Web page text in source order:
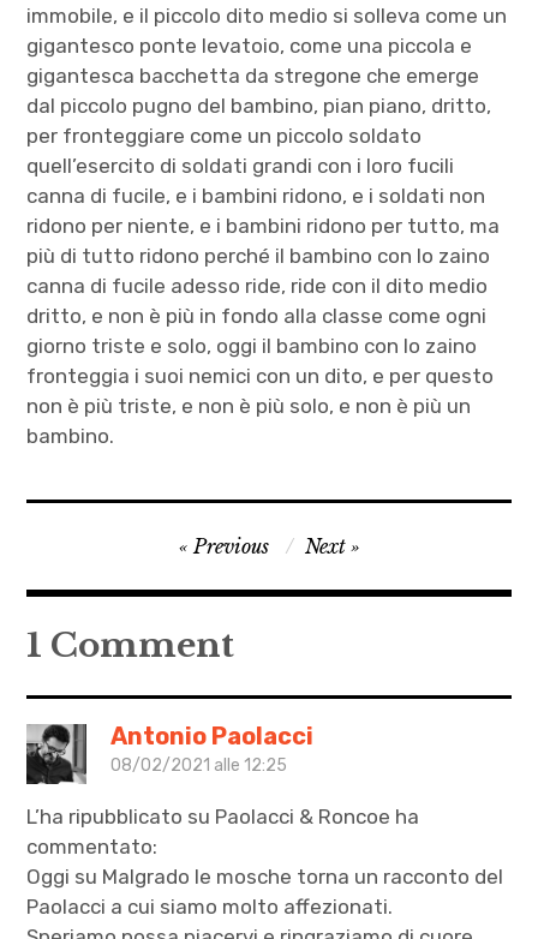
immobile, e il piccolo dito medio si solleva come un
gigantesco ponte levatoio, come una piccola e
gigantesca bacchetta da stregone che emerge
dal piccolo pugno del bambino, pian piano, dritto,
per fronteggiare come un piccolo soldato
quell’esercito di soldati grandi con i loro fucili
canna di fucile, e i bambini ridono, e i soldati non
ridono per niente, e i bambini ridono per tutto, ma
più di tutto ridono perché il bambino con lo zaino
canna di fucile adesso ride, ride con il dito medio
dritto, e non è più in fondo alla classe come ogni
giorno triste e solo, oggi il bambino con lo zaino
fronteggia i suoi nemici con un dito, e per questo
non è più triste, e non è più solo, e non è più un
bambino.
,
,
Il più
grande
maleficio
che io
abbia
Navigazione
articoli
Previous Next
1 Comment
Antonio Paolacci
08/02/2021 alle 12:25
L’ha ripubblicato su Paolacci & Roncoe ha
commentato:
Oggi su Malgrado le mosche torna un racconto del
Paolacci a cui siamo molto affezionati.